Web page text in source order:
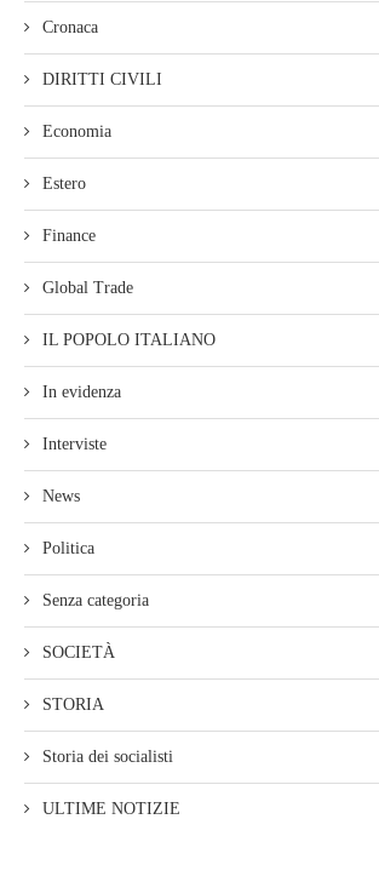
Cronaca
DIRITTI CIVILI
Economia
Estero
Finance
Global Trade
IL POPOLO ITALIANO
In evidenza
Interviste
News
Politica
Senza categoria
SOCIETÀ
STORIA
Storia dei socialisti
ULTIME NOTIZIE